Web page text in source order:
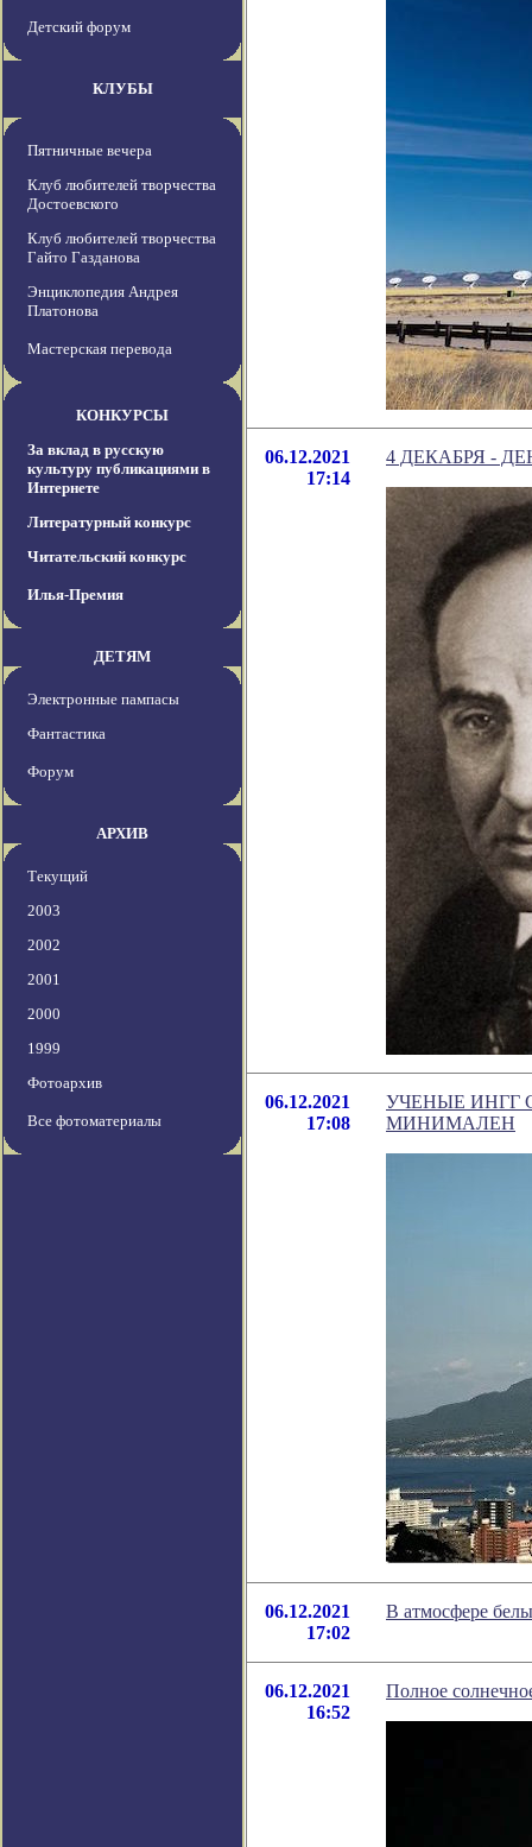
Детский форум
КЛУБЫ
Пятничные вечера
Клуб любителей творчества
Достоевского
Клуб любителей творчества
Гайто Газданова
Энциклопедия Андрея
Платонова
Мастерская перевода
КОНКУРСЫ
За вклад в русскую
культуру публикациями в
Интернете
Литературный конкурс
Читательский конкурс
Илья-Премия
ДЕТЯМ
Электронные пампасы
Фантастика
Форум
АРХИВ
Текущий
2003
2002
2001
2000
1999
Фотоархив
Все фотоматериалы
06.12.2021
17:14
4 ДЕКАБРЯ -
06.12.2021
17:08
УЧЕНЫЕ ИНГГ
МИНИМАЛЕН
06.12.2021
17:02
В атмосфере
06.12.2021
16:52
Полное